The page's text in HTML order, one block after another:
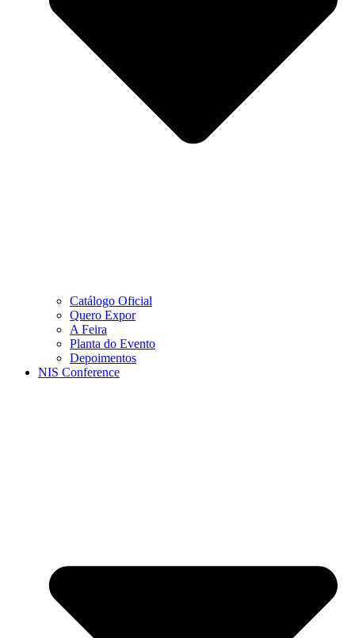
Catálogo Oficial
Quero Expor
A Feira
Planta do Evento
Depoimentos
NIS Conference